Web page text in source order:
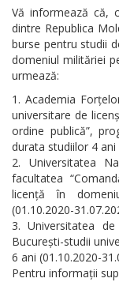
Vă informează că,
dintre Republica
burse pentru studii
domeniul milităriei
urmează:
Academia
universitare de
ordine publică”,
durata studiilor 4 ani
Universitatea
facultatea
licență în
(01.10.2020-
Universitatea
București-studii
6 ani (01.10.2020-
Pentru informații